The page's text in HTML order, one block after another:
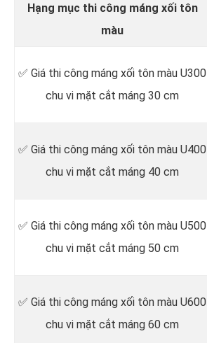
Hạng mục thi công máng xối tôn
màu
✅ Giá thi công máng xối tôn màu U300
chu vi mặt cắt máng 30 cm
✅ Giá thi công máng xối tôn màu U400
chu vi mặt cắt máng 40 cm
✅ Giá thi công máng xối tôn màu U500
chu vi mặt cắt máng 50 cm
✅ Giá thi công máng xối tôn màu U600
chu vi mặt cắt máng 60 cm